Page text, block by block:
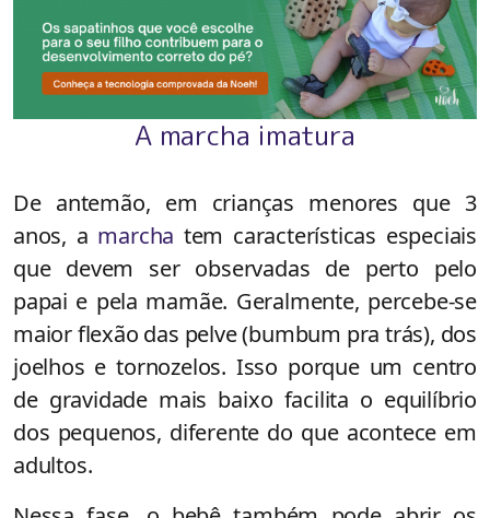
A marcha imatura
De antemão, em crianças menores que 3
anos, a marcha tem características especiais
que devem ser observadas de perto pelo
papai e pela mamãe. Geralmente, percebe-se
maior flexão das pelve (bumbum pra trás), dos
joelhos e tornozelos. Isso porque um centro
de gravidade mais baixo facilita o equilíbrio
dos pequenos, diferente do que acontece em
adultos.